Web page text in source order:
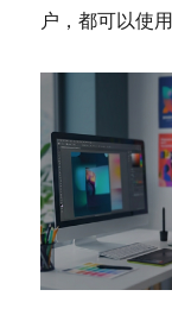
户，都可以使